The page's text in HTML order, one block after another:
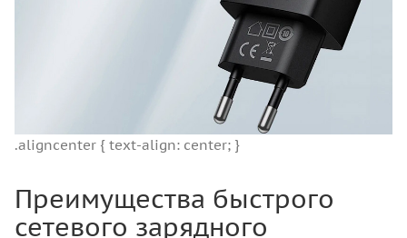
.aligncenter { text-align: center; }
Преимущества быстрого
сетевого зарядного